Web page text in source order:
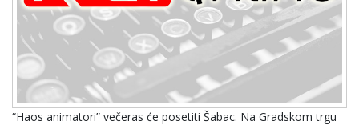
“Haos animatori” večeras će posetiti Šabac. Na Gradskom trgu